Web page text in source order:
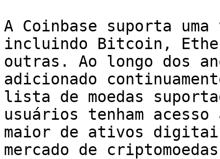
A Coinbase suporta
incluindo Bitcoin,
outras. Ao longo dos
adicionado
lista de moedas
usuários tenham
maior de ativos
mercado de